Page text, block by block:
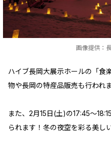
画像提供：
ハイブ長岡大展示ホールの「食
物や長岡の特産品販売も行われま
また、2月15日(土)の17:45～
られます！冬の夜空を彩る美し